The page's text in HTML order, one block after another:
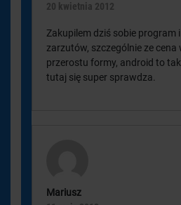
20 kwietnia 2012
Zakupilem dziś sobie program i
zarzutów, szczególnie ze cena
przerostu formy, android to
tutaj się super sprawdza.
Mariusz